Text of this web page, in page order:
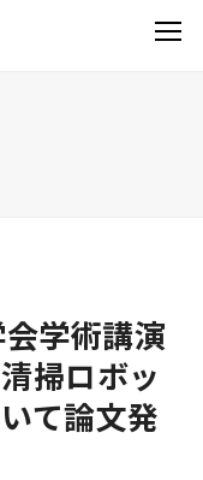
学術講演
掃ロボッ
て論文発